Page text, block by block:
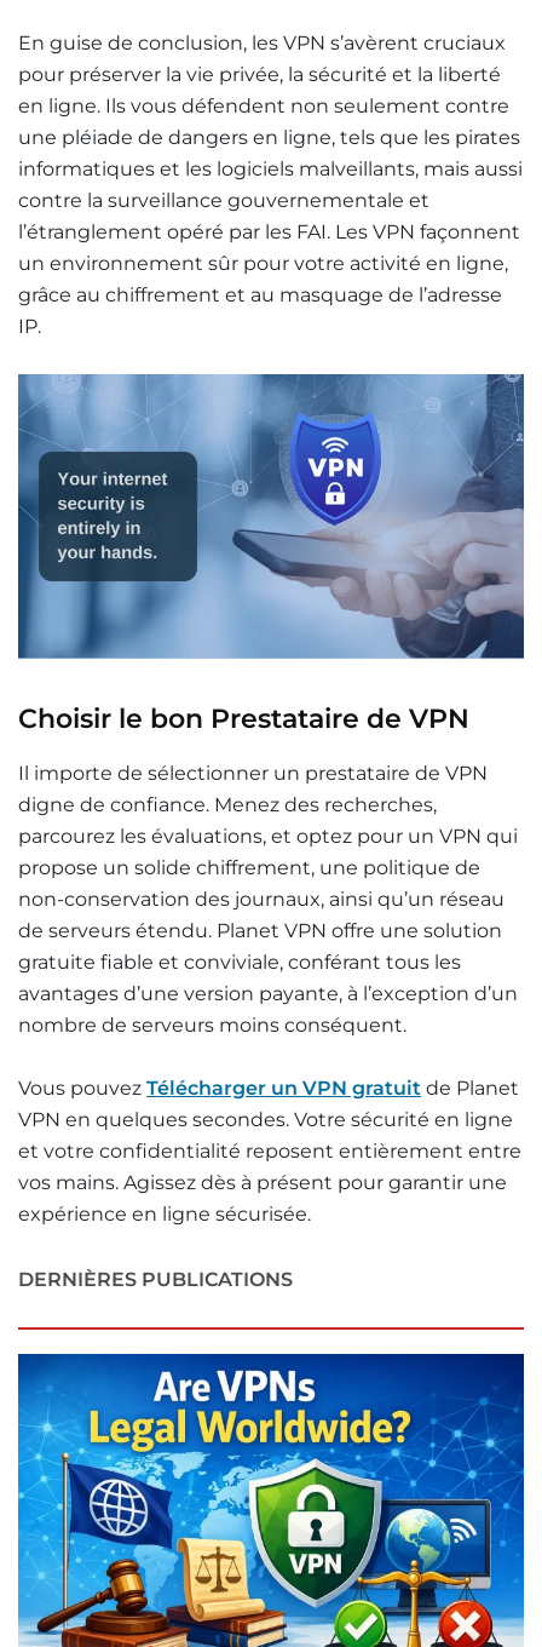
En guise de conclusion, les VPN s’avèrent cruciaux
pour préserver la vie privée, la sécurité et la liberté
en ligne. Ils vous défendent non seulement contre
une pléiade de dangers en ligne, tels que les pirates
informatiques et les logiciels malveillants, mais aussi
contre la surveillance gouvernementale et
l’étranglement opéré par les FAI. Les VPN façonnent
un environnement sûr pour votre activité en ligne,
grâce au chiffrement et au masquage de l’adresse
IP.
Choisir le bon Prestataire de VPN
Il importe de sélectionner un prestataire de VPN
digne de confiance. Menez des recherches,
parcourez les évaluations, et optez pour un VPN qui
propose un solide chiffrement, une politique de
non-conservation des journaux, ainsi qu’un réseau
de serveurs étendu. Planet VPN offre une solution
gratuite fiable et conviviale, conférant tous les
avantages d’une version payante, à l’exception d’un
nombre de serveurs moins conséquent.
Vous pouvez Télécharger un VPN gratuit de Planet
VPN en quelques secondes. Votre sécurité en ligne
et votre confidentialité reposent entièrement entre
vos mains. Agissez dès à présent pour garantir une
expérience en ligne sécurisée.
DERNIÈRES PUBLICATIONS